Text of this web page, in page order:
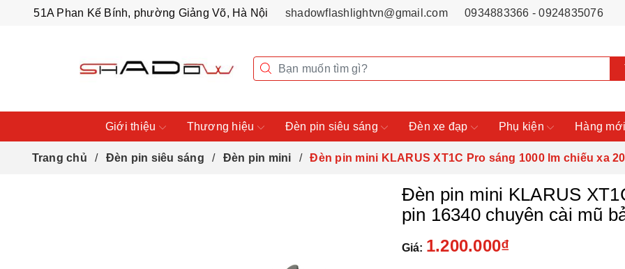
51A Phan Kế Bính, phường Giảng Võ, Hà Nội shadowflashlightvn@gmail.com 0934883366 - 0924835076
Giới thiệu Thương hiệu Đèn pin siêu sáng Đèn xe đạp Phụ kiện Hàng
Trang chủ Đèn pin siêu sáng Đèn pin mini Đèn pin mini KLARUS XT1C Pro sáng 1000 lm chiếu xa
Đèn pin mini KLARUS
pin 16340 chuyên cài mũ
Giá: 1.200.000₫